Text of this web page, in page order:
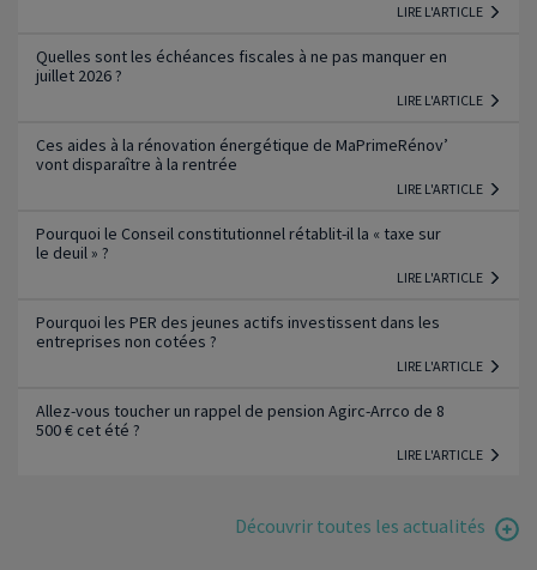
LIRE L'ARTICLE
Quelles sont les échéances fiscales à ne pas manquer en
juillet 2026 ?
LIRE L'ARTICLE
Ces aides à la rénovation énergétique de MaPrimeRénov’
vont disparaître à la rentrée
LIRE L'ARTICLE
Pourquoi le Conseil constitutionnel rétablit-il la « taxe sur
le deuil » ?
LIRE L'ARTICLE
Pourquoi les PER des jeunes actifs investissent dans les
entreprises non cotées ?
LIRE L'ARTICLE
Allez-vous toucher un rappel de pension Agirc-Arrco de 8
500 € cet été ?
LIRE L'ARTICLE
Découvrir toutes les actualités